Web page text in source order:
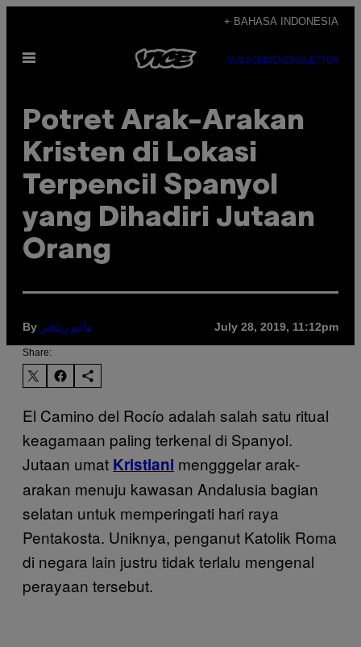
content
+ BAHASA INDONESIA
Open
SUBSCRIBENEWSLETTER
Potret Arak-Arakan
Kristen di Lokasi
Terpencil Spanyol
yang Dihadiri Jutaan
Orang
By ماتيو ريتشر July 28, 2019, 11:12pm
Share:
El Camino del Rocío adalah salah satu ritual
keagamaan paling terkenal di Spanyol.
Jutaan umat Kristiani mengggelar arak-
arakan menuju kawasan Andalusia bagian
selatan untuk memperingati hari raya
Pentakosta. Uniknya, penganut Katolik Roma
di negara lain justru tidak terlalu mengenal
perayaan tersebut.